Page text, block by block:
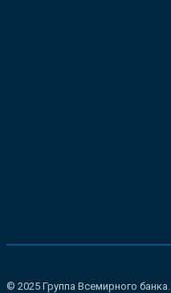
© 2025 Группа Всемирного банка.